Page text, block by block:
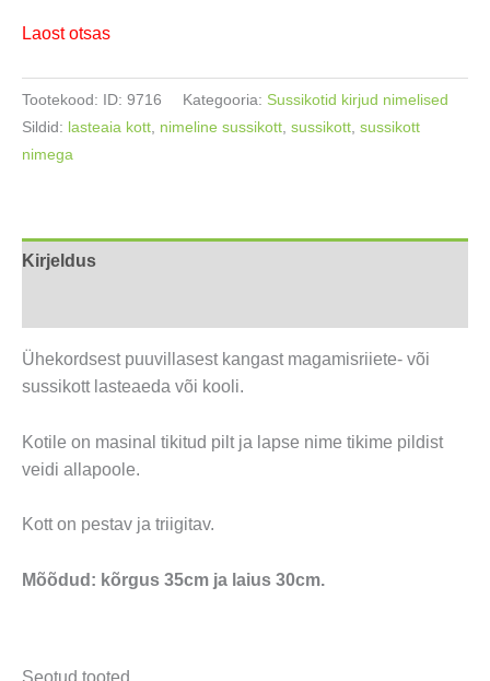
Laost otsas
Tootekood: ID: 9716 Kategooria: Sussikotid kirjud nimelised
Sildid: lasteaia kott, nimeline sussikott, sussikott, sussikott
nimega
Kirjeldus
Ühekordsest puuvillasest kangast magamisriiete- või
sussikott lasteaeda või kooli.
Kotile on masinal tikitud pilt ja lapse nime tikime pildist
veidi allapoole.
Kott on pestav ja triigitav.
Mõõdud: kõrgus 35cm ja laius 30cm.
Seotud tooted